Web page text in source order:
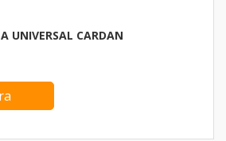
UNIVERSAL CARDAN